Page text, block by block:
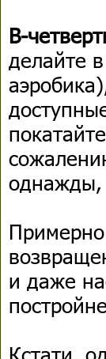
В-
делайте
однажды,
и даже